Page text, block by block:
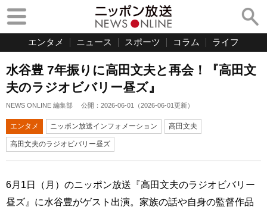
エンタメ ニュース スポーツ コラム ライフ
水谷豊 7年振りに高田文夫と再会！『高田文
夫のラジオビバリー昼ズ』
NEWS ONLINE 編集部 公開： 2026-06-01 （2026-06-01更新）
エンタメ ニッポン放送インフォメーション 高田文夫
高田文夫のラジオビバリー昼ズ
6月1日（月）のニッポン放送『高田文夫のラジオビバリー
昼ズ』に水谷豊がゲスト出演。家族の話や自身の監督作品